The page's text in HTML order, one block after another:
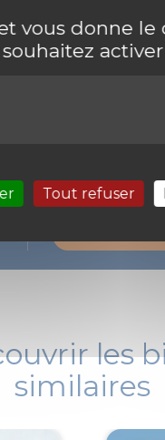
vous donne
souhaitez activer
Tout refuser
Prenons rendez-
les
similaires